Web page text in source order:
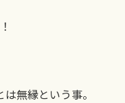
無縁という事。